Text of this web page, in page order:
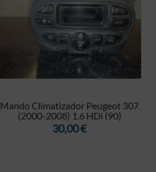
Mando Climatizador Peugeot 307
(2000-2008) 1.6 HDi (90)
Precio
30,00 €
